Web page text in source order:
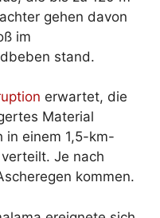
gehen davon
im
stand.
erwartet, die
Material
in einem 1,5-km-
Je nach
kommen.